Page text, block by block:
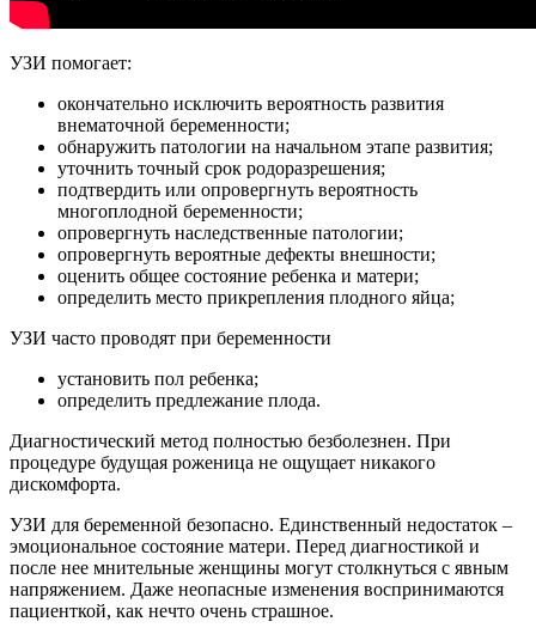
УЗИ помогает:
окончательно исключить вероятность развития
внематочной беременности;
обнаружить патологии на начальном этапе развития;
уточнить точный срок родоразрешения;
подтвердить или опровергнуть вероятность
многоплодной беременности;
опровергнуть наследственные патологии;
опровергнуть вероятные дефекты внешности;
оценить общее состояние ребенка и матери;
определить место прикрепления плодного яйца;
УЗИ часто проводят при беременности
установить пол ребенка;
определить предлежание плода.
Диагностический метод полностью безболезнен. При
процедуре будущая роженица не ощущает никакого
дискомфорта.
УЗИ для беременной безопасно. Единственный недостаток –
эмоциональное состояние матери. Перед диагностикой и
после нее мнительные женщины могут столкнуться с явным
напряжением. Даже неопасные изменения воспринимаются
пациенткой, как нечто очень страшное.